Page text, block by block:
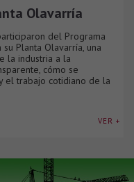
Olavarría
del Programa
Planta Olavarría, una
la industria a la
cómo se
el trabajo cotidiano de la
VER +